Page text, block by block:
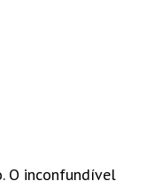
O inconfundível